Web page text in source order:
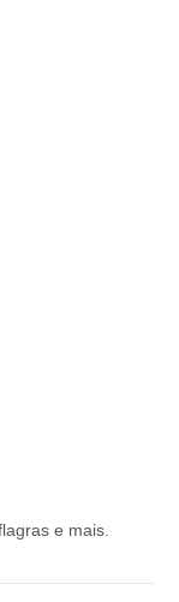
e mais.